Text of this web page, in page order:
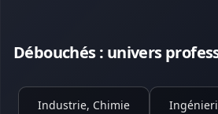
Débouchés : univers
Industrie, Chimie